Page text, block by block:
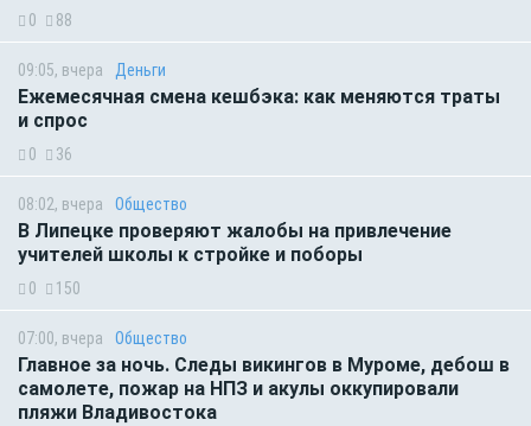
0 88
09:05, вчера Деньги
Ежемесячная смена кешбэка: как меняются траты
и спрос
0 36
08:02, вчера Общество
В Липецке проверяют жалобы на привлечение
учителей школы к стройке и поборы
0 150
07:00, вчера Общество
Главное за ночь. Следы викингов в Муроме, дебош в
самолете, пожар на НПЗ и акулы оккупировали
пляжи Владивостока